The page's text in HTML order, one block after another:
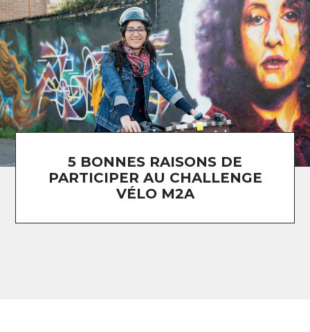
5 BONNES RAISONS DE
PARTICIPER AU CHALLENGE
VÉLO M2A